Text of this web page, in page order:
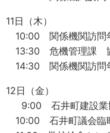
11日（木）
10:00 関係機関訪問
13:30 危機管理課
14:30 関係機関訪問
12日（金）
9:00 石井町建設業
10:00 石井町議会臨